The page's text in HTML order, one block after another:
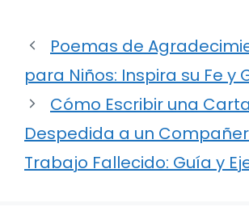
Poemas de
para Niños: Inspira su Fe y
Cómo Escribir una
Despedida a un
Trabajo Fallecido: Guía y